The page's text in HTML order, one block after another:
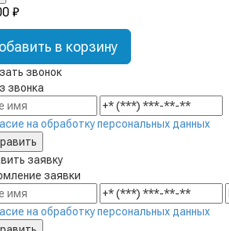
₽
в корзину
звонок
звонка
на обработку персональных данных
заявку
заявки
на обработку персональных данных